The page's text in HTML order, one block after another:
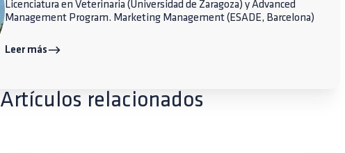
Licenciatura en Veterinaria (Universidad de Zaragoza) y Advanced
Management Program. Marketing Management (ESADE, Barcelona)
Leer más
Artículos relacionados